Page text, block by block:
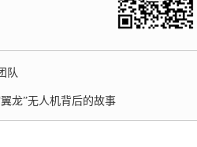
队
龙”无人机背后的故事